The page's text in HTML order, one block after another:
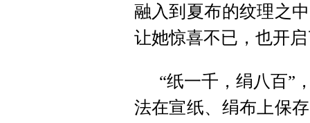
融入到夏布的纹理之
让她惊喜不已，也开
“纸一千，绢八百”
法在宣纸、绢布上保